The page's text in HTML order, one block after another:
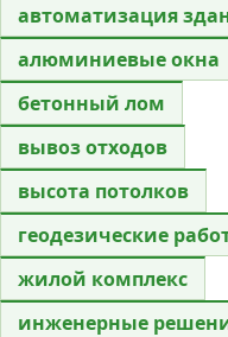
автоматизация
алюминиевые окна
бетонный лом
вывоз отходов
высота потолков
геодезические
жилой комплекс
инженерные